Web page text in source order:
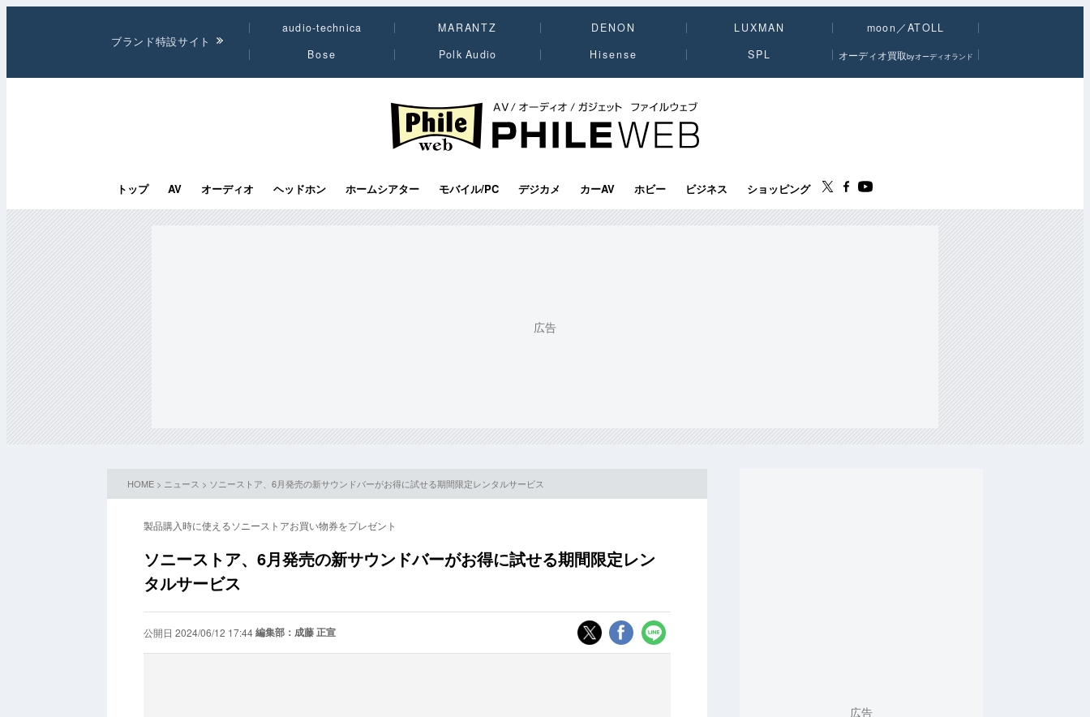
ブランド特設サイト
audio-technica MARANTZ DENON LUXMAN
moon／ATOLL
Bose
Polk Audio Hisense SPL オーディオ買取byオーディオランド
PHILE WEB｜AV/オーディオ/ガジェット
トップ AV オーディオ ヘッドホン ホームシアター モバイル/PC デジカメ カーAV ホビー ビジネス ショッピング
HOME > ニュース > ソニーストア、6月発売の新サウンドバーがお得に試せる期間限定レンタルサービス
製品購入時に使えるソニーストアお買い物券をプレゼント
ソニーストア、6月発売の新サウンドバーがお得に試せる期間限定レン
タルサービス
公開日 2024/06/12 17:44編集部：成藤 正宣